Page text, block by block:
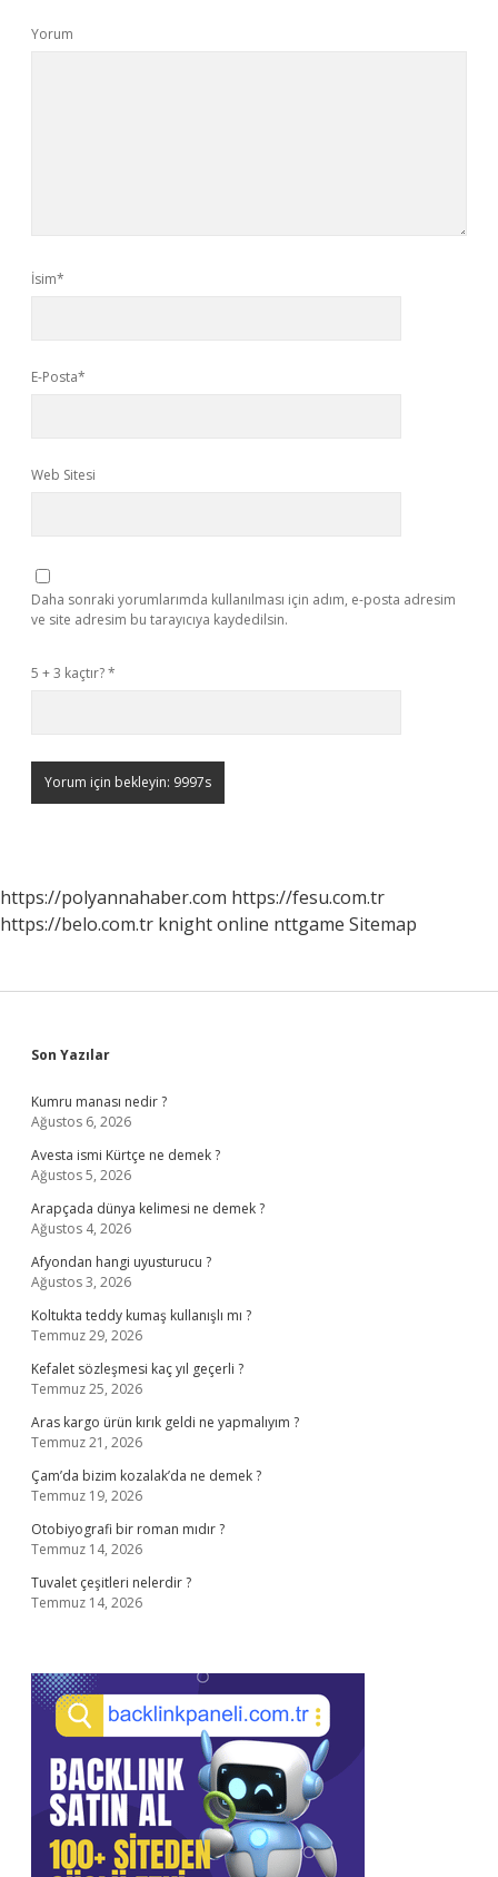
Yorum
İsim*
E-Posta*
Web Sitesi
Daha sonraki yorumlarımda kullanılması için adım, e-posta adresim
ve site adresim bu tarayıcıya kaydedilsin.
5 + 3 kaçtır?*
https://polyannahaber.com https://fesu.com.tr
https://belo.com.tr knight online nttgame Sitemap
Sidebar
Son Yazılar
Kumru manası nedir ?
Ağustos 6, 2026
Avesta ismi Kürtçe ne demek ?
Ağustos 5, 2026
Arapçada dünya kelimesi ne demek ?
Ağustos 4, 2026
Afyondan hangi uyusturucu ?
Ağustos 3, 2026
Koltukta teddy kumaş kullanışlı mı ?
Temmuz 29, 2026
Kefalet sözleşmesi kaç yıl geçerli ?
Temmuz 25, 2026
Aras kargo ürün kırık geldi ne yapmalıyım ?
Temmuz 21, 2026
Çam’da bizim kozalak’da ne demek ?
Temmuz 19, 2026
Otobiyografi bir roman mıdır ?
Temmuz 14, 2026
Tuvalet çeşitleri nelerdir ?
Temmuz 14, 2026